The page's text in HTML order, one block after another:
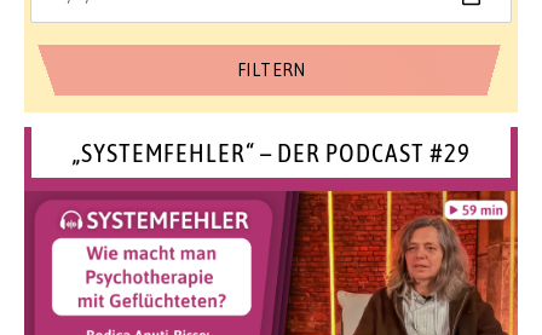
„SYSTEMFEHLER“ – DER PODCAST #29